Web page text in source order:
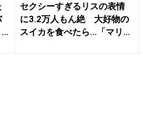
セクシーすぎるリスの表情
に3.2万人もん絶 大好物の
スイカを食べたら...「マリ...